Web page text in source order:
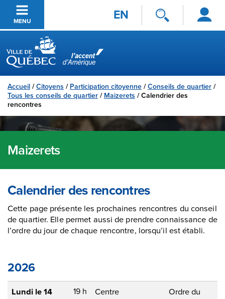
Passer au contenu principal
MENU EN
Se
connecter
Ville de Québec
Accueil /Citoyens / Participation citoyenne /Conseils de quartier /
Tous les conseils de quartier / Maizerets /Calendrier des
rencontres
Maizerets
Calendrier des rencontres
Cette page présente les prochaines rencontres du conseil
de quartier. Elle permet aussi de prendre connaissance de
l’ordre du jour de chaque rencontre, lorsqu’il est établi.